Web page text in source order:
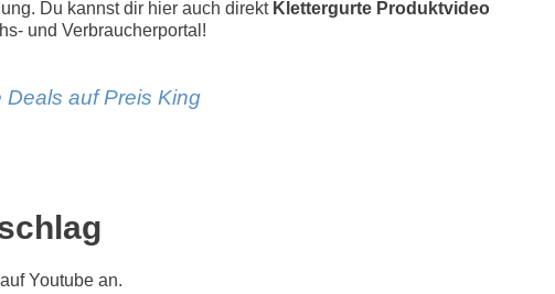
Du kannst dir hier auch direkt Klettergurte Produktvideo
und Verbraucherportal!
Deals auf Preis King
auf Youtube an.